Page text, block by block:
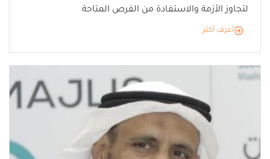
لتجاوز الأزمة والاستفادة من الفرص المتاحة
أعرف أكثر